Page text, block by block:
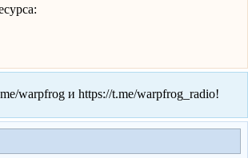
warpfrog и https://t.me/warpfrog_radio!